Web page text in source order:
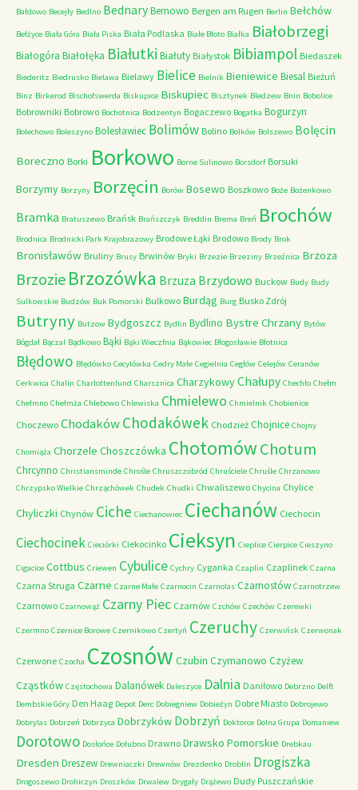
Bałdowo Becejły Bedlno BednaryBemowo Bergen am Rugen Berlin Bełchów
Bełżyce Biała Góra Biała Piska Biała Podlaska Białe Błoto Białka Białobrzegi
Białogóra Białołęka Białutki Białuty Białystok Bibiampol Biedaszek
Biederitz Biedrusko Bielawa Bielawy Bielice Bielnik Bieniewice Biesal Bieżuń
Binz Birkerod Bischofswerda Biskupice Biskupiec Bisztynek Bledzew Bnin Bobolice
Bobrowniki Bobrowo Bochotnica Bodzentyn Bogaczewo Bogatka Bogurzyn
Bolechowo Boleszyno Bolesławiec Bolimów Bolino Bolków Bolszewo Bolęcin
Boreczno Borki Borkowo Borne Sulinowo Borsdorf Borsuki
Borzymy Borzyny Borzęcin Borów Bosewo Boszkowo Boże Bożenkowo
Bramka Bratuszewo Brańsk Brańszczyk Breddin Brema Breń Brochów
Brodnica Brodnicki Park Krajobrazowy Brodowe Łąki Brodowo Brody Brok
Bronisławów Bruliny Brusy Brwinów Bryki Brzezie Brzeziny Brzeźnica Brzoza
Brzozie Brzozówka Brzuza Brzydowo Buckow Budy Budy
Sulkowskie Budzów Buk Pomorski Bulkowo Burdąg Burg Busko Zdrój
Butryny Butzow Bydgoszcz Bydlin Bydlino Bystre Chrzany Bytów
Bógdał Bączal Bądkowo Bąki Bąki Wieczfnia Bąkowiec Błogosławie Błotnica
Błędowo Błędówko Cecylówka Cedry Małe Cegielnia Cegłów Celejów Ceranów
Cerkwica Chalin Charlottenlund Charsznica CharzykowyChałupy Chechło Chełm
Chełmno Chełmża Chlebowo Chlewiska Chmielewo Chmielnik Chobienice
Choczewo ChodakówChodakówek Chodzież Chojnice Chojny
Chomiąża Chorzele Choszczówka ChotomówChotum
Chrcynno Christiansminde Chrośle Chruszczobród Chruściele Chruśle Chrzanowo
Chrzypsko Wielkie Chrząchówek Chudek Chudki Chwaliszewo Chycina Chylice
Chyliczki Chynów Ciche Ciechanowiec Ciechanów Ciechocin
Ciechocinek Cieciórki Ciekocinko Cieksyn Cieplice Cierpice Cieszyno
Cigacice Cottbus Criewen Cybulice Cychry Cyganka Czaplin Czaplinek Czarna
Czarna Struga Czarne Czarne Małe Czarnocin Czarnolas Czarnostów Czarnotrzew
Czarnowo Czarnowąż Czarny Piec Czarnów Czchów Czechów Czerewki
Czermno Czernice Borowe Czernikowo Czertyń Czeruchy Czerwińsk Czerwonak
Czerwone Czocha Czosnów Czubin Czymanowo Czyżew
Cząstków Częstochowa Dalanówek Daleszyce Dalnia Daniłowo Debrzno Delft
Dembskie Góry Den Haag Depot Derc Dobiegniew Dobieżyn Dobre Miasto Dobrojewo
Dobrylas Dobrzeń Dobrzyca Dobrzyków Dobrzyń Doktorce Dolna Grupa Domaniew
Dorotowo Dosłońce Dołubno Drawno Drawsko Pomorskie Drebkau
Dresden Dreszew Drewniaczki Drewnów Drezdenko Droblin Drogiszka
Drogoszewo Drohiczyn Droszków Drwalew Drygały Drążewo Dudy Puszczańskie